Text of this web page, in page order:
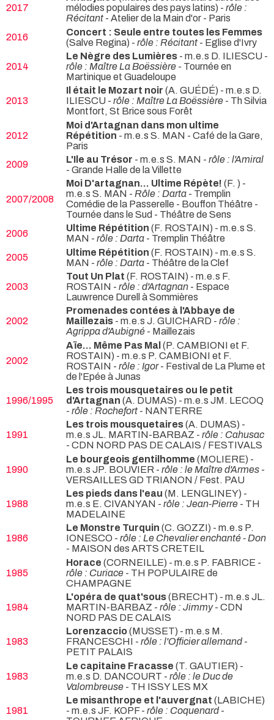
2017
mélodies populaires des pays latins) - rôle :
Récitant - Atelier de la Main d'or - Paris
2016
Concert : Seule entre toutes les Femmes
(Salve Regina) - rôle : Récitant - Eglise d'Ivry
2014
Le Nègre des Lumières - m.e.s D. ILIESCU -
rôle : Maître La Boëssière - Tournée en
Martinique et Guadeloupe
2013
Il était le Mozart noir (A. GUÉDÉ) - m.e.s D.
ILIESCU - rôle : Maître La Boëssière - Th Silvia
Montfort, St Brice sous Forêt
2012
Moi d'Artagnan dans mon ultime
Répétition - m.e.s S. MAN - Café de la Gare,
Paris
2009
L'Ile au Trésor - m.e.s S. MAN - rôle : l'Amiral
- Grande Halle de la Villette
2007/2008
Moi D'artagnan... Ultime Répète! (F. ) -
m.e.s S. MAN - Rôle : Darta - Tremplin
Comédie de la Passerelle - Bouffon Théâtre -
Tournée dans le Sud - Théâtre de Sens
2006
Ultime Répétition (F. ROSTAIN) - m.e.s S.
MAN - rôle : Darta - Tremplin Théâtre
2005
Ultime Répétition (F. ROSTAIN) - m.e.s S.
MAN - rôle : Darta - Théâtre de la Clef
2003
Tout Un Plat (F. ROSTAIN) - m.e.s F.
ROSTAIN - rôle : d'Artagnan - Espace
Lauwrence Durell à Sommières
2002
Promenades contées à l'Abbaye de
Maillezais - m.e.s J. GUICHARD - rôle :
Agrippa d'Aubigné - Maillezais
2002
Aïe... Même Pas Mal (P. CAMBIONI et F.
ROSTAIN) - m.e.s P. CAMBIONI et F.
ROSTAIN - rôle : Igor- Festival de La Plume et
de l'Epée à Junas
1996/1995
Les trois mousquetaires ou le petit
d'Artagnan (A. DUMAS) - m.e.s JM. LECOQ
- rôle : Rochefort - NANTERRE
1991
Les trois mousquetaires(A. DUMAS) -
m.e.s JL. MARTIN-BARBAZ - rôle : Cahusac
- CDN NORD PAS DE CALAIS / FESTIVALS
1990
Le bourgeois gentilhomme (MOLIERE) -
m.e.s JP. BOUVIER - rôle : le Maître d'Armes -
VERSAILLES GD TRIANON / Fest. PAU
1988
Les pieds dans l'eau (M. LENGLINEY) -
m.e.s E. CIVANYAN - rôle : Jean-Pierre - TH
MADELAINE
1986
Le Monstre Turquin (C. GOZZI) - m.e.s P.
IONESCO - rôle : Le Chevalier enchanté - Don
- MAISON des ARTS CRETEIL
1985
Horace (CORNEILLE) - m.e.s P. FABRICE -
rôle : Curiace - TH POPULAIRE de
CHAMPAGNE
1984
L'opéra de quat'sous(BRECHT) - m.e.s JL.
MARTIN-BARBAZ - rôle : Jimmy- CDN
NORD PAS DE CALAIS
1983
Lorenzaccio(MUSSET) - m.e.s M.
FRANCESCHI - rôle : l'Officier allemand-
PETIT PALAIS
1983
Le capitaine Fracasse (T. GAUTIER) -
m.e.s D. DANCOURT - rôle : le Duc de
Valombreuse - TH ISSY LES MX
1981
Le misanthrope et l'auvergnat (LABICHE)
- m.e.s JF. KOPF - rôle : Coquenard-